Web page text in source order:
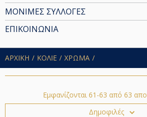
ΜΟΝΙΜΕΣ ΣΥΛΛΟΓΕΣ
ΕΠΙΚΟΙΝΩΝΙΑ
ΑΡΧΙΚΗ ΚΟΛΙΕ ΧΡΩΜΑ
Εμφανίζονται 61-63 από 63
Δημοφιλές